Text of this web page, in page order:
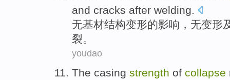
and cracks after welding.
无基材结构变形的影响，无变形
裂。
youdao
The casing strength of collapse